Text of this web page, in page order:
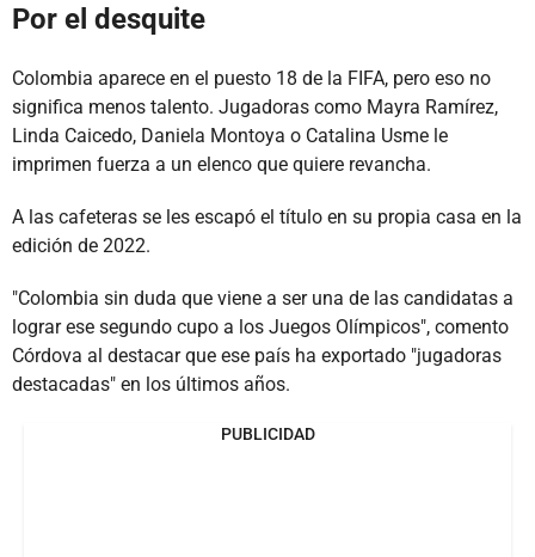
Por el desquite
Colombia aparece en el puesto 18 de la FIFA, pero eso no
significa menos talento. Jugadoras como Mayra Ramírez,
Linda Caicedo, Daniela Montoya o Catalina Usme le
imprimen fuerza a un elenco que quiere revancha.
A las cafeteras se les escapó el título en su propia casa en la
edición de 2022.
"Colombia sin duda que viene a ser una de las candidatas a
lograr ese segundo cupo a los Juegos Olímpicos", comento
Córdova al destacar que ese país ha exportado "jugadoras
destacadas" en los últimos años.
PUBLICIDAD